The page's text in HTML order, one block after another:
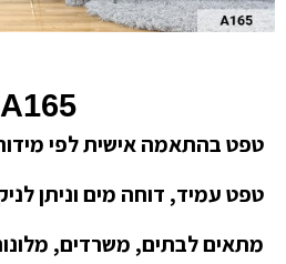
A165
טפט בהתאמה אישית לפי
טפט עמיד, דוחה מים וניתן
מתאים לבתים, משרדים,